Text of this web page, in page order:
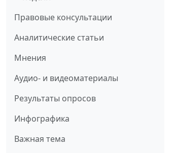
Правовые консультации
Аналитические статьи
Мнения
Аудио- и видеоматериалы
Результаты опросов
Инфографика
Важная тема